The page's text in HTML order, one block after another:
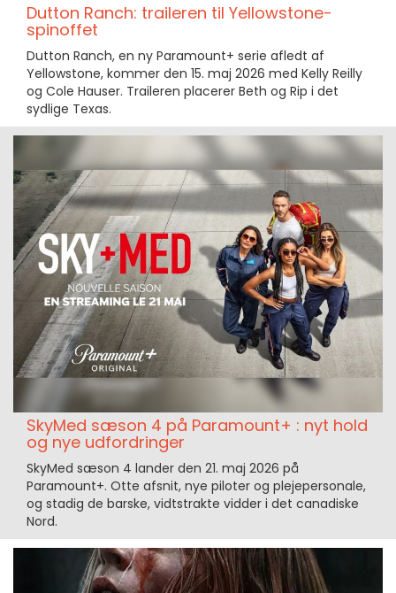
Dutton Ranch: traileren til Yellowstone-
spinoffet
Dutton Ranch, en ny Paramount+ serie afledt af
Yellowstone, kommer den 15. maj 2026 med Kelly Reilly
og Cole Hauser. Traileren placerer Beth og Rip i det
sydlige Texas.
SkyMed sæson 4 på Paramount+ : nyt hold
og nye udfordringer
SkyMed sæson 4 lander den 21. maj 2026 på
Paramount+. Otte afsnit, nye piloter og plejepersonale,
og stadig de barske, vidtstrakte vidder i det canadiske
Nord.